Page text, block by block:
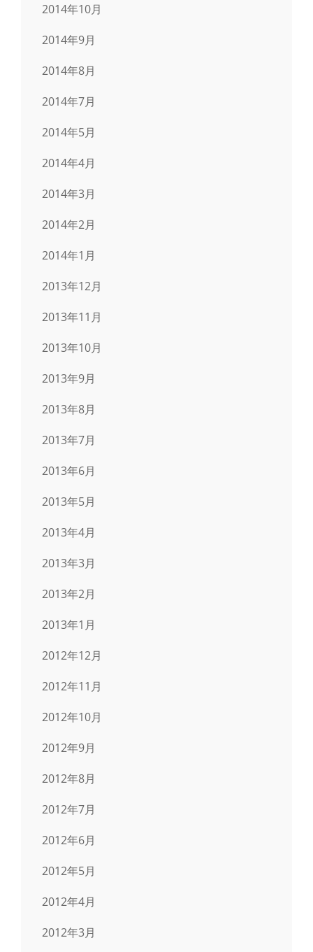
2014年10月
2014年9月
2014年8月
2014年7月
2014年5月
2014年4月
2014年3月
2014年2月
2014年1月
2013年12月
2013年11月
2013年10月
2013年9月
2013年8月
2013年7月
2013年6月
2013年5月
2013年4月
2013年3月
2013年2月
2013年1月
2012年12月
2012年11月
2012年10月
2012年9月
2012年8月
2012年7月
2012年6月
2012年5月
2012年4月
2012年3月